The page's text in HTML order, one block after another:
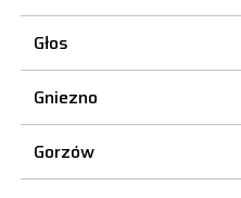
Głos
Gniezno
Gorzów